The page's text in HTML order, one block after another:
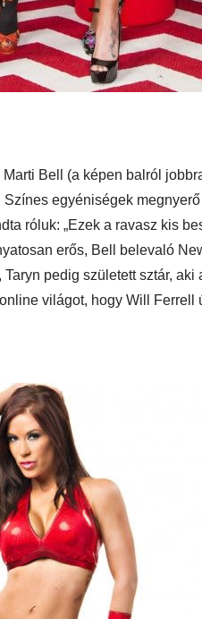
Marti Bell (a képen balról
Színes egyéniségek
róluk: „Ezek a ravasz kis
erős, Bell belevaló
pedig született sztár,
világot, hogy Will Ferrell